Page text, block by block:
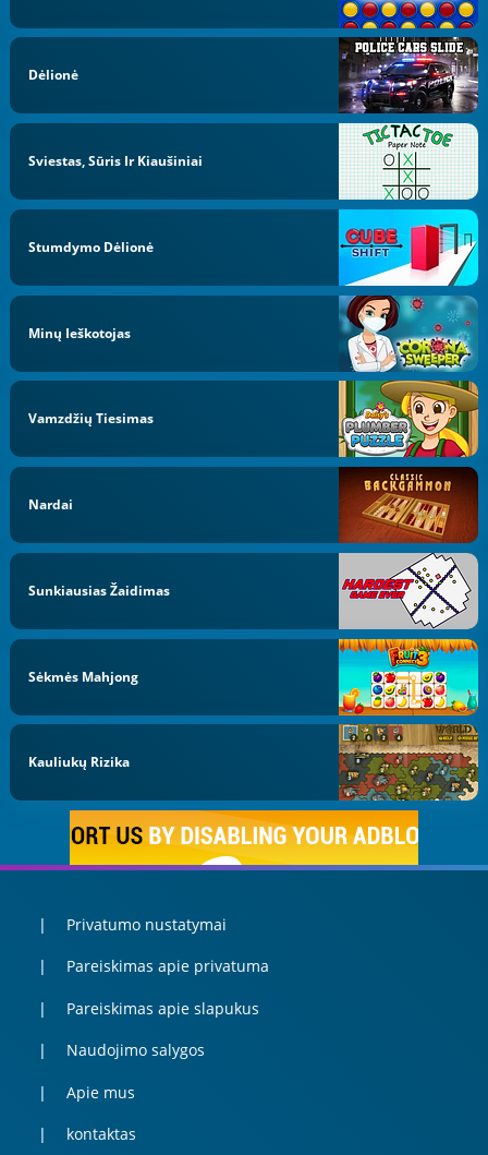
Dėlionė
Sviestas, Sūris Ir Kiaušiniai
Stumdymo Dėlionė
Minų Ieškotojas
Vamzdžių Tiesimas
Nardai
Sunkiausias Žaidimas
Sėkmės Mahjong
Kauliukų Rizika
Privatumo nustatymai
Pareiskimas apie privatuma
Pareiskimas apie slapukus
Naudojimo salygos
Apie mus
kontaktas